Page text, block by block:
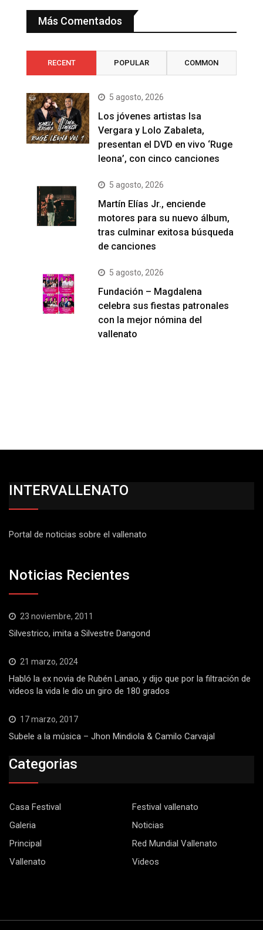
Más Comentados
RECENT POPULAR COMMON
5 agosto, 2026
Los jóvenes artistas Isa
Vergara y Lolo Zabaleta,
presentan el DVD en vivo ‘Ruge
leona’, con cinco canciones
5 agosto, 2026
Martín Elías Jr., enciende
motores para su nuevo álbum,
tras culminar exitosa búsqueda
de canciones
5 agosto, 2026
Fundación – Magdalena
celebra sus fiestas patronales
con la mejor nómina del
vallenato
INTERVALLENATO
Portal de noticias sobre el vallenato
Noticias Recientes
23 noviembre, 2011
Silvestrico, imita a Silvestre Dangond
21 marzo, 2024
Habló la ex novia de Rubén Lanao, y dijo que por la filtración de
videos la vida le dio un giro de 180 grados
17 marzo, 2017
Subele a la música – Jhon Mindiola & Camilo Carvajal
Categorias
Casa Festival
Festival vallenato
Galeria
Noticias
Principal
Red Mundial Vallenato
Vallenato
Videos